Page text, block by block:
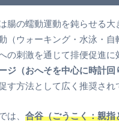
腸の蠕動運動を鈍らせる大
（ウォーキング・水泳・自
の刺激を通じて排便促進に
ジ（おへそを中心に時計回
す方法として広く推奨され
は、 合谷（ごうこく：親指